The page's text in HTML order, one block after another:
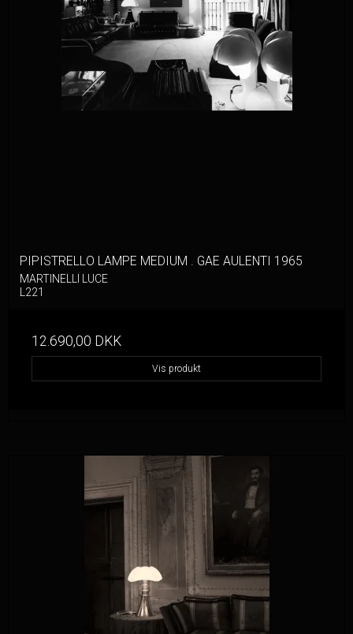
PIPISTRELLO LAMPE MEDIUM . GAE AULENTI 1965
MARTINELLI LUCE
L221
12.690,00 DKK
Vis produkt